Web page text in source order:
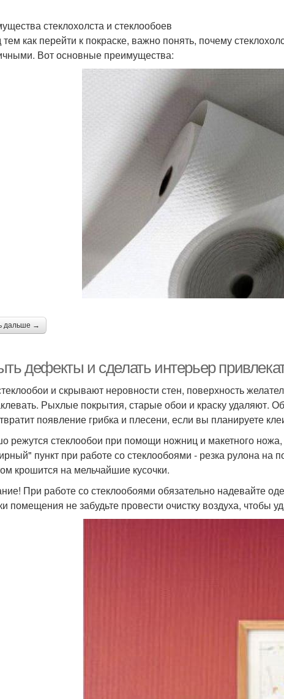
стеклохолста и стеклообоев
как перейти к покраске, важно понять, почему
Вот основные преимущества:
дальше →
дефекты и сделать интерьер
и скрывают неровности стен, поверхность
Рыхлые покрытия, старые обои и краску удаляют.
появление грибка и плесени, если вы планируете
режутся стеклообои при помощи ножниц и макетного
пункт при работе со стеклообоями - резка рулона на
крошится на мельчайшие кусочки.
При работе со стеклообоями обязательно надевайте
помещения не забудьте провести очистку воздуха, чтобы